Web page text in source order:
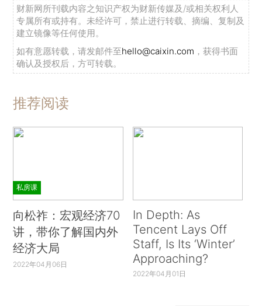
财新网所刊载内容之知识产权为财新传媒及/或相关权利人
专属所有或持有。未经许可，禁止进行转载、摘编、复制及
建立镜像等任何使用。
如有意愿转载，请发邮件至hello@caixin.com ，获得书面
确认及授权后，方可转载。
推荐阅读
私房课
向松祚：宏观经济70
讲，带你了解国内外
经济大局
2022年04月06日
In Depth: As
Tencent Lays Off
Staff, Is Its ‘Winter’
Approaching?
2022年04月01日